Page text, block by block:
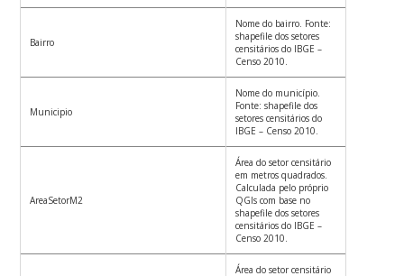
Bairro
Nome do bairro. Fonte:
shapefile dos setores
censitários do IBGE –
Censo 2010.
Municipio
Nome do município.
Fonte: shapefile dos
setores censitários do
IBGE – Censo 2010.
AreaSetorM2
Área do setor censitário
em metros quadrados.
Calculada pelo próprio
QGIs com base no
shapefile dos setores
censitários do IBGE –
Censo 2010.
Área do setor censitário